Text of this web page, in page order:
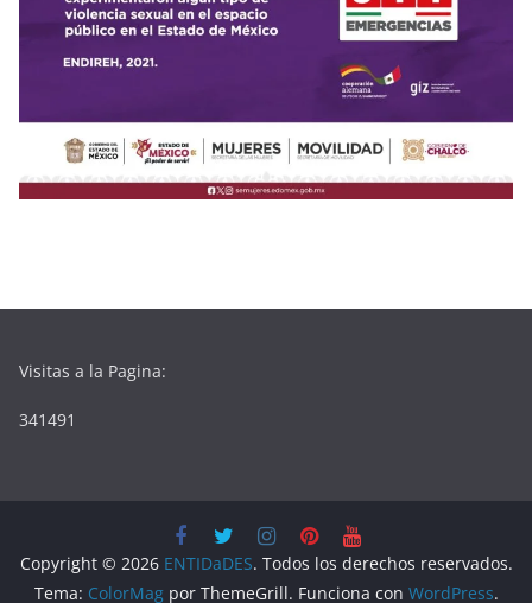
Visitas a la Pagina:
341491
Copyright © 2026 ENTIDaDES. Todos los derechos reservados.
Tema: ColorMagpor ThemeGrill. Funciona con WordPress.